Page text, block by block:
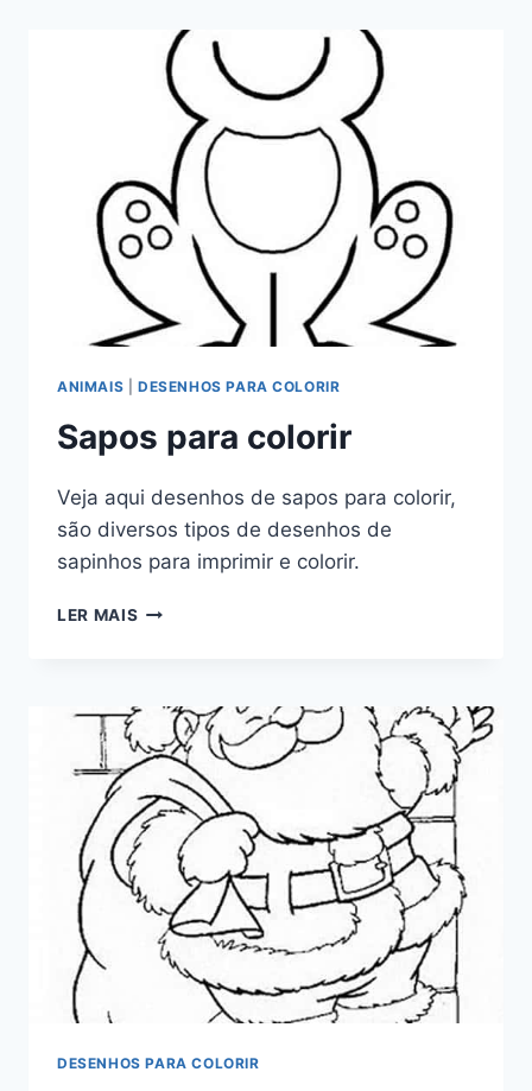
ANIMAIS DESENHOS PARA COLORIR
Sapos para colorir
Veja aqui desenhos de sapos para colorir,
são diversos tipos de desenhos de
sapinhos para imprimir e colorir.
LER MAIS SAPOS
DESENHOS PARA COLORIR